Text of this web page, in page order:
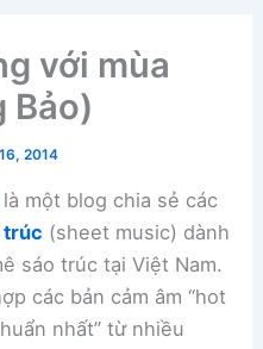
với mùa
Bảo)
2014
là một blog chia sẻ các
trúc (sheet music) dành
sáo trúc tại Việt Nam.
các bản cảm âm “hot
nhất” từ nhiều